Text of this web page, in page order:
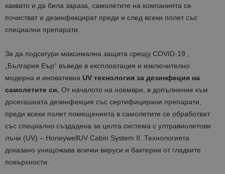
каквато и да била зараза, самолетите на компанията се
почистват и дезинфекцират преди и след всеки полет със
специални препарати.
За да подсигури максимална защита срещу COVID-19 ,
„България Еър“ въведе в експлоатация и изключително
модерна и иновативна UV технология за дезинфеция на
самолетите си. От началото на ноември, в допълнение към
досегашната дезинфекция със сертифицирани препaрати,
преди всеки полет помещенията в самолетите се обработват
със специално създадена за целта система с ултравиолетови
лъчи (UV) – HoneywellUV Cabin System II. Технологията
доказано унищожава всички вируси и бактерии от гладките
повърхности.